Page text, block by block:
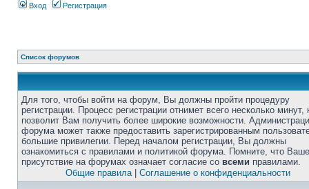
Вход Регистрация
Список форумов
Для того, чтобы войти на форум, Вы должны пройти процедуру
регистрации. Процесс регистрации отнимет всего несколько минут,
позволит Вам получить более широкие возможности.
форума может также предоставить зарегистрированным
большие привилегии. Перед началом регистрации, Вы должны
ознакомиться с правилами и политикой форума. Помните, что Ваше
присутствие на форумах означает согласие со всеми правилами.
Общие правила| Соглашение о конфиденциальности